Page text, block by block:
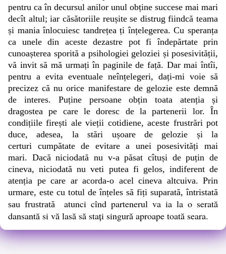
pentru ca în decursul anilor unul obține succese mai mari
decît altul; iar căsătoriile reușite se distrug fiindcă teama
și mania înlocuiesc tandrețea ți înțelegerea. Cu speranța
ca unele din aceste dezastre pot fi îndepărtate prin
cunoașterea sporită a psihologiei geloziei și posesivității,
vă invit să mă urmați în paginile de față. Dar mai întîi,
pentru a evita eventuale neînțelegeri, dați-mi voie să
precizez că nu orice manifestare de gelozie este demnă
de interes. Puține persoane obțin toata atenția și
dragostea pe care le doresc de la partenerii lor. În
condițiile firești ale vieții cotidiene, aceste frustrări pot
duce, adesea, la stări ușoare de gelozie și la
certuri cumpătate de evitare a unei posesivități mai
mari. Dacă niciodată nu v-a păsat cîtuși de puțin de
cineva, niciodată nu veti putea fi gelos, indiferent de
atenția pe care ar acorda-o acel cineva altcuiva. Prin
urmare, este cu totul de înțeles să fiți suparată, întristată
sau frustrată atunci cînd partenerul va ia la o serată
dansantă si vă lasă să stați singură aproape toată seara.